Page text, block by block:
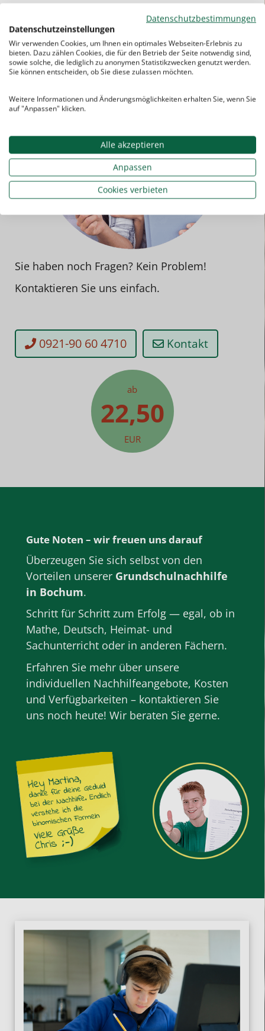
Sie haben noch Fragen? Kein Problem!
Kontaktieren Sie uns einfach.
0921-90 60 4710 Kontakt
ab
22,50
EUR
Gute Noten – wir freuen uns darauf
Überzeugen Sie sich selbst von den
Vorteilen unserer Grundschulnachhilfe
in Bochum.
Schritt für Schritt zum Erfolg — egal, ob in
Mathe, Deutsch, Heimat- und
Sachunterricht oder in anderen Fächern.
Erfahren Sie mehr über unsere
individuellen Nachhilfeangebote, Kosten
und Verfügbarkeiten – kontaktieren Sie
uns noch heute! Wir beraten Sie gerne.
Datenschutzbestimmungen
Datenschutzeinstellungen
Wir verwenden Cookies, um Ihnen ein optimales Webseiten-Erlebnis zu
bieten. Dazu zählen Cookies, die für den Betrieb der Seite notwendig sind,
sowie solche, die lediglich zu anonymen Statistikzwecken genutzt werden.
Sie können entscheiden, ob Sie diese zulassen möchten.
Weitere Informationen und Änderungsmöglichkeiten erhalten Sie, wenn Sie
auf "Anpassen" klicken.
Alle akzeptieren
Anpassen
Cookies verbieten